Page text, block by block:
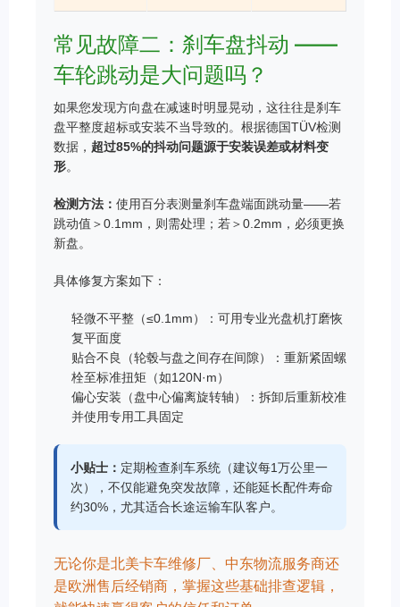
常见故障二：刹车盘抖动 ——
车轮跳动是大问题吗？
如果您发现方向盘在减速时明显晃动，这往往是刹车
盘平整度超标或安装不当导致的。根据德国TÜV检测
数据， 超过85%的抖动问题源于安装误差或材料变
形。
检测方法： 使用百分表测量刹车盘端面跳动量——若
跳动值＞0.1mm，则需处理；若＞0.2mm，必须更换
新盘。
具体修复方案如下：
轻微不平整（≤0.1mm）：可用专业光盘机打磨恢
复平面度
贴合不良（轮毂与盘之间存在间隙）：重新紧固螺
栓至标准扭矩（如120N·m）
偏心安装（盘中心偏离旋转轴）：拆卸后重新校准
并使用专用工具固定
小贴士： 定期检查刹车系统（建议每1万公里一
次），不仅能避免突发故障，还能延长配件寿命
约30%，尤其适合长途运输车队客户。
无论你是北美卡车维修厂、中东物流服务商还
是欧洲售后经销商，掌握这些基础排查逻辑，